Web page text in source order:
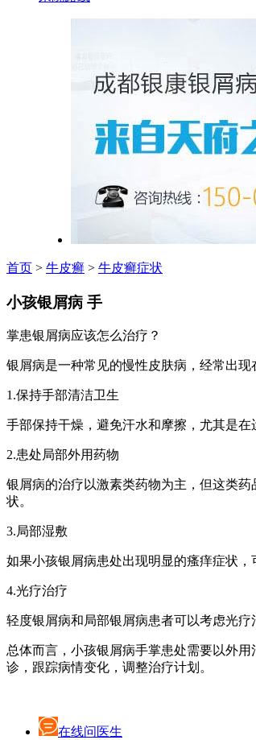
首页 > 牛皮癣 > 牛皮癣症状
小孩银屑病 手
掌患银屑病应该怎么治疗？
银屑病是一种常见的慢性皮肤病，经常出
1.保持手部清洁卫生
手部保持干燥，避免汗水和摩擦，尤其是
2.患处局部外用药物
银屑病的治疗以激素类药物为主，但这类
状。
3.局部湿敷
如果小孩银屑病患处出现明显的瘙痒症状
4.光疗治疗
轻度银屑病和局部银屑病患者可以考虑光
总体而言，小孩银屑病手掌患处需要以外
诊，跟踪病情变化，调整治疗计划。
在线问医生